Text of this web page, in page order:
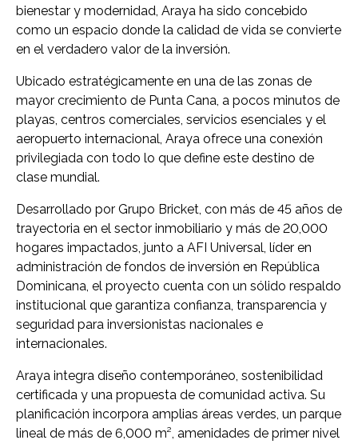
bienestar y modernidad, Araya ha sido concebido
como un espacio donde la calidad de vida se convierte
en el verdadero valor de la inversión.
Ubicado estratégicamente en una de las zonas de
mayor crecimiento de Punta Cana, a pocos minutos de
playas, centros comerciales, servicios esenciales y el
aeropuerto internacional, Araya ofrece una conexión
privilegiada con todo lo que define este destino de
clase mundial.
Desarrollado por Grupo Bricket, con más de 45 años de
trayectoria en el sector inmobiliario y más de 20,000
hogares impactados, junto a AFI Universal, líder en
administración de fondos de inversión en República
Dominicana, el proyecto cuenta con un sólido respaldo
institucional que garantiza confianza, transparencia y
seguridad para inversionistas nacionales e
internacionales.
Araya integra diseño contemporáneo, sostenibilidad
certificada y una propuesta de comunidad activa. Su
planificación incorpora amplias áreas verdes, un parque
lineal de más de 6,000 m², amenidades de primer nivel